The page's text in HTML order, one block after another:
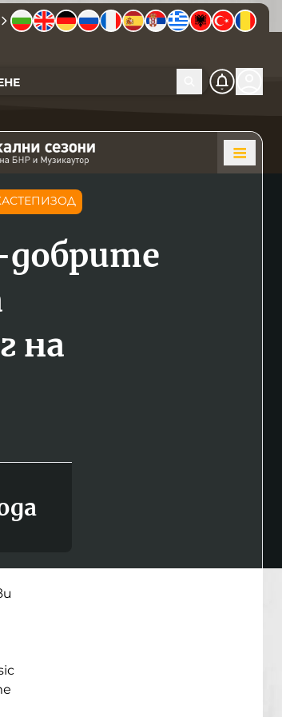
добрите
на